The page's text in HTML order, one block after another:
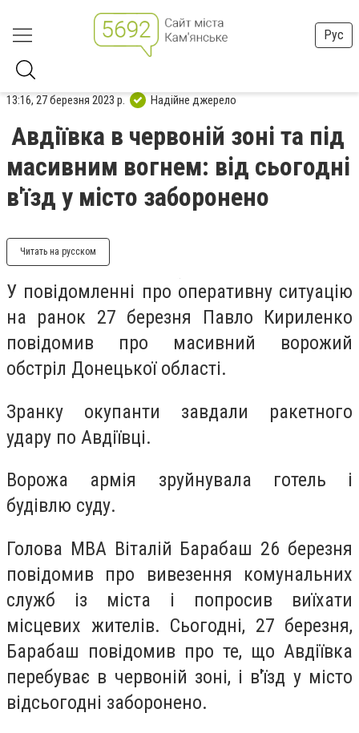
Рус
13:16, 27 березня 2023 р. Надійне джерело
Авдіївка в червоній зоні та під
масивним вогнем: від сьогодні
в'їзд у місто заборонено
Читать на русском
У повідомленні про оперативну ситуацію
на ранок 27 березня Павло Кириленко
повідомив про масивний ворожий
обстріл Донецької області.
Зранку окупанти завдали ракетного
удару по Авдіївці.
Ворожа армія зруйнувала готель і
будівлю суду.
Голова МВА Віталій Барабаш 26 березня
повідомив про вивезення комунальних
служб із міста і попросив виїхати
місцевих жителів. Сьогодні, 27 березня,
Барабаш повідомив про те, що Авдіївка
перебуває в червоній зоні, і в'їзд у місто
відсьогодні заборонено.